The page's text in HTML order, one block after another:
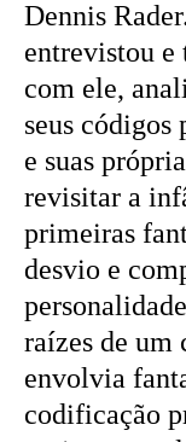
Dennis
entrevistou e
com ele,
seus códigos
e suas
revisitar a
primeiras
desvio e
raízes de um
envolvia
codificação